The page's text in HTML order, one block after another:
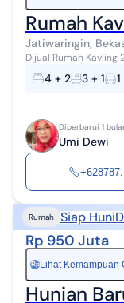
Rumah
Jatiwaringin,
Dijual Rumah
premium di Jatiwaringin Spesifikasi - Luas Tanah 203 M² -
Bangunan 305 M² - K...
4 + 2 3 + 1 1
Diperbarui 1
Umi Dewi
+628787...
Rumah Siap Huni
Rp 950 Juta
Rp Lihat Kemampuan
Hunian